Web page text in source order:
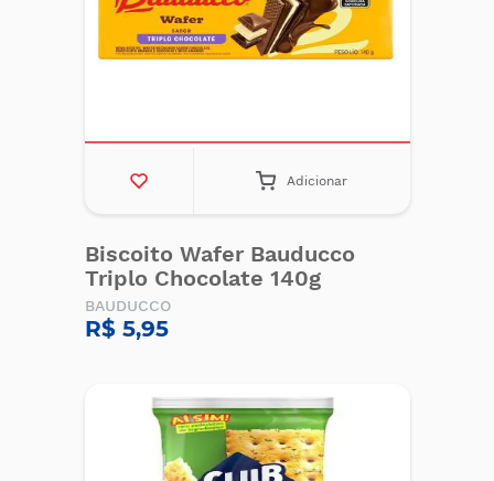
Adicionar
Biscoito Wafer Bauducco
Triplo Chocolate 140g
BAUDUCCO
R$ 5,95